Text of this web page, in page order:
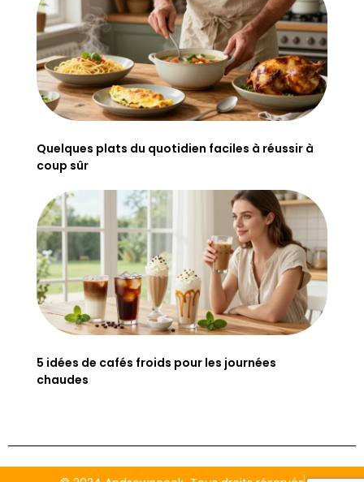
Quelques plats du quotidien faciles à réussir à
coup sûr
5 idées de cafés froids pour les journées
chaudes